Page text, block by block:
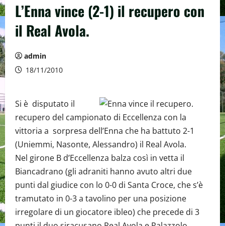
L’Enna vince (2-1) il recupero con
il Real Avola.
admin
18/11/2010
Si è disputato il
recupero del campionato di Eccellenza con la
vittoria a sorpresa dell’Enna che ha battuto 2-1
(Uniemmi, Nasonte, Alessandro) il Real Avola.
Nel girone B d’Eccellenza balza così in vetta il
Biancadrano (gli adraniti hanno avuto altri due
punti dal giudice con lo 0-0 di Santa Croce, che s’è
tramutato in 0-3 a tavolino per una posizione
irregolare di un giocatore ibleo) che precede di 3